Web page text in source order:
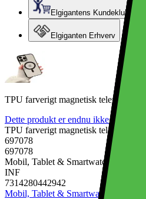
Elgigantens Kundeklub
Elgiganten Erhverv
TPU farverigt magnetisk
Dette produkt er endnu ikke blevet
TPU farverigt magnetisk
697078
697078
Mobil, Tablet & Smartwatch,
INF
7314280442942
Mobil, Tablet & Smartwatch